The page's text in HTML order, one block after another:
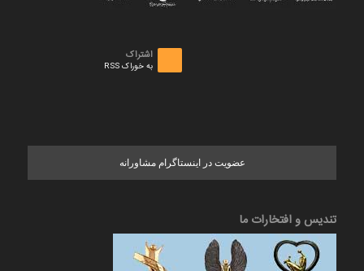
اشتراک
به خوراک RSS
عضویت در اینستاگرام مشاورانه
تندیس و افتخارات ما